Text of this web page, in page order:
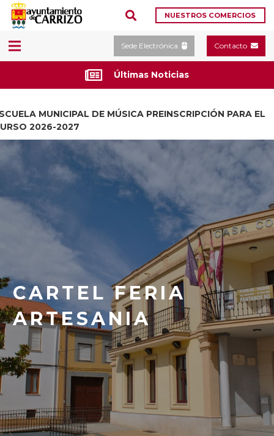
NUESTROS COMERCIOS
Sede Electrónica Contacto
Últimas Noticias
MUNICIPAL DE MÚSICA PREINSCRIPCIÓN PARA EL
2026-2027
CARTEL FERIA
ARTESANIA